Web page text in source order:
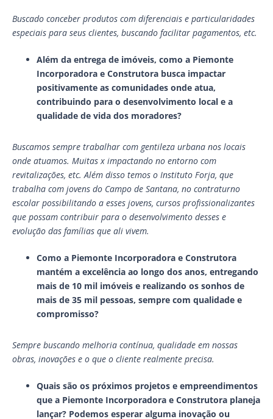
Buscado conceber produtos com diferenciais e particularidades
especiais para seus clientes, buscando facilitar pagamentos, etc.
Além da entrega de imóveis, como a Piemonte
Incorporadora e Construtora busca impactar
positivamente as comunidades onde atua,
contribuindo para o desenvolvimento local e a
qualidade de vida dos moradores?
Buscamos sempre trabalhar com gentileza urbana nos locais
onde atuamos. Muitas x impactando no entorno com
revitalizações, etc. Além disso temos o Instituto Forja, que
trabalha com jovens do Campo de Santana, no contraturno
escolar possibilitando a esses jovens, cursos profissionalizantes
que possam contribuir para o desenvolvimento desses e
evolução das famílias que ali vivem.
Como a Piemonte Incorporadora e Construtora
mantém a excelência ao longo dos anos, entregando
mais de 10 mil imóveis e realizando os sonhos de
mais de 35 mil pessoas, sempre com qualidade e
compromisso?
Sempre buscando melhoria contínua, qualidade em nossas
obras, inovações e o que o cliente realmente precisa.
Quais são os próximos projetos e empreendimentos
que a Piemonte Incorporadora e Construtora planeja
lançar? Podemos esperar alguma inovação ou